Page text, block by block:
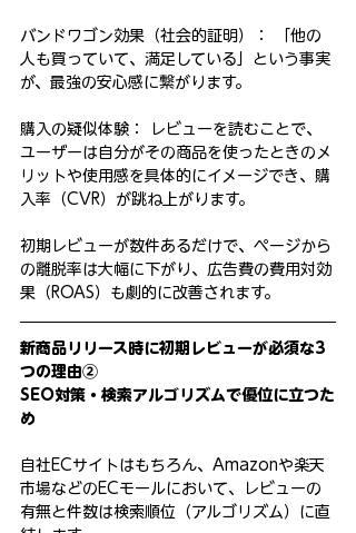
バンドワゴン効果（社会的証明）： 「他の
人も買っていて、満足している」という事実
が、最強の安心感に繋がります。
購入の疑似体験： レビューを読むことで、
ユーザーは自分がその商品を使ったときのメ
リットや使用感を具体的にイメージでき、購
入率（CVR）が跳ね上がります。
初期レビューが数件あるだけで、ページから
の離脱率は大幅に下がり、広告費の費用対効
果（ROAS）も劇的に改善されます。
新商品リリース時に初期レビューが必須な3
つの理由②
SEO対策・検索アルゴリズムで優位に立つた
め
自社ECサイトはもちろん、Amazonや楽天
市場などのECモールにおいて、レビューの
有無と件数は検索順位（アルゴリズム）に直